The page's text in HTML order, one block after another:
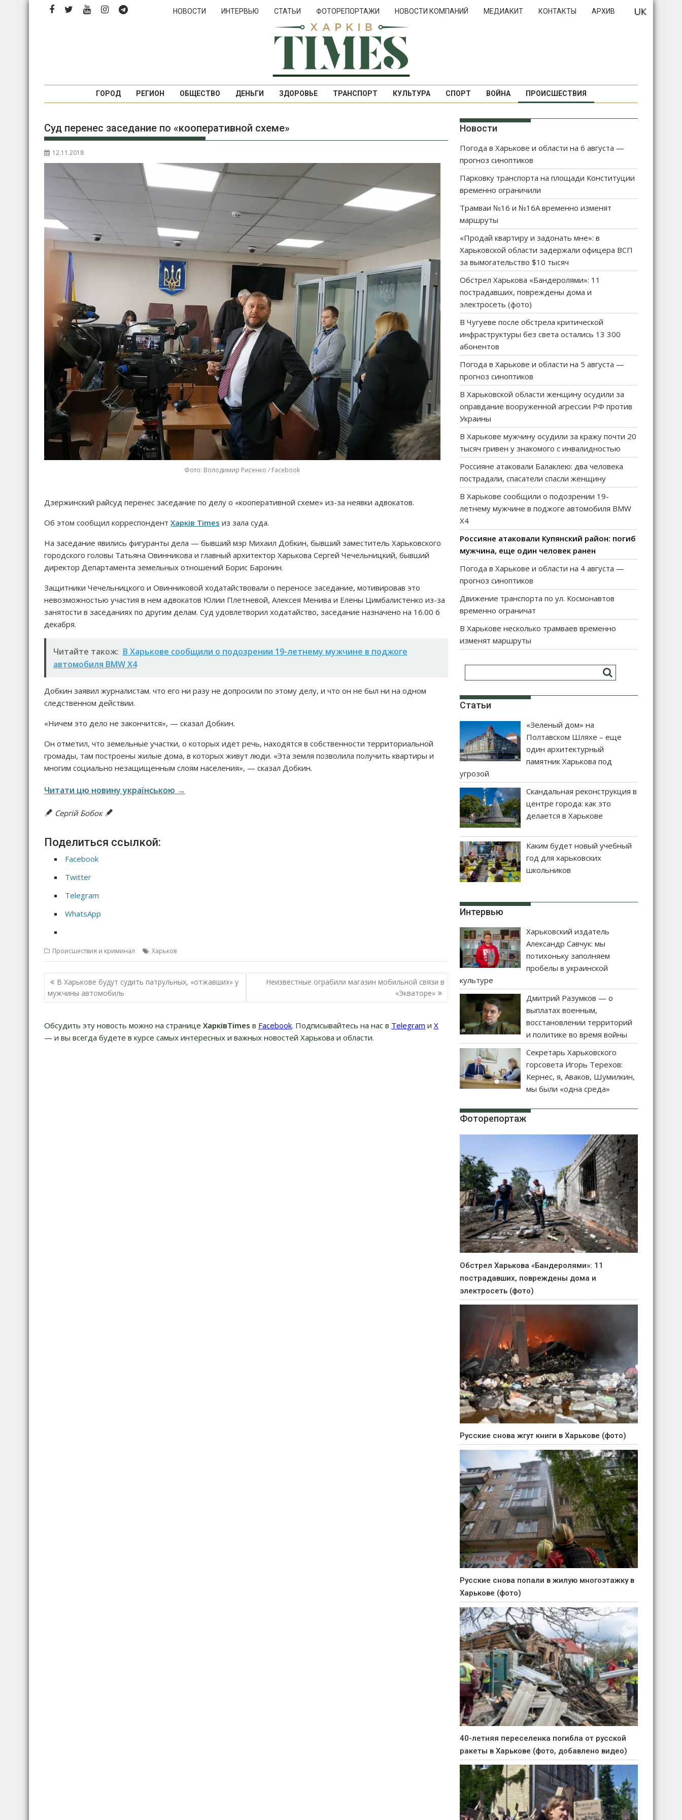
НОВОСТИ ИНТЕРВЬЮ СТАТЬИ ФОТОРЕПОРТАЖИ НОВОСТИ КОМПАНИЙ МЕДИАКИТ КОНТАКТЫ АРХИВ
ГОРОД РЕГИОН ОБЩЕСТВО ДЕНЬГИ ЗДОРОВЬЕ ТРАНСПОРТ КУЛЬТУРА СПОРТ ВОЙНА ПРОИСШЕСТВИЯ
Суд перенес заседание по «кооперативной схеме»
12.11.2018
Фото: Володимир Рисенко / Facebook
Дзержинский райсуд перенес заседание по делу о «кооперативной схеме» из-за неявки адвокатов.
Об этом сообщил корреспондент Харків Times из зала суда.
На заседание явились фигуранты дела — бывший мэр Михаил Добкин, бывший заместитель Харьковского
городского головы Татьяна Овинникова и главный архитектор Харькова Сергей Чечельницкий, бывший
директор Департамента земельных отношений Борис Баронин.
Защитники Чечельницкого и Овинниковой ходатайствовали о переносе заседание, мотивировав это
невозможностью участия в нем адвокатов Юлии Плетневой, Алексея Менива и Елены Цимбалистенко из-за
занятости в заседаниях по другим делам. Суд удовлетворил ходатайство, заседание назначено на 16.00 6
декабря.
Читайте також: В Харькове сообщили о подозрении 19-летнему мужчине в поджоге
автомобиля BMW X4
Добкин заявил журналистам. что его ни разу не допросили по этому делу, и что он не был ни на одном
следственном действии.
«Ничем это дело не закончится», — сказал Добкин.
Он отметил, что земельные участки, о которых идет речь, находятся в собственности территориальной
громады, там построены жилые дома, в которых живут люди. «Эта земля позволила получить квартиры и
многим социально незащищенным слоям населения», — сказал Добкин.
Читати цю новину українською →
Сергій Бобок
Поделиться ссылкой:
Facebook
Twitter
Telegram
WhatsApp
Происшествия и криминал Харьков
Н
а
и
г
В Харькове будут судить патрульных, «отжавших» у
мужчины автомобиль
Неизвестные ограбили магазин мобильной связи в
«Экваторе»
Обсудить эту новость можно на странице ХарківTimes в Facebook. Подписывайтесь на нас в Telegram и Х
— и вы всегда будете в курсе самых интересных и важных новостей Харькова и области.
Новости
Погода в Харькове и области на 6 августа —
прогноз синоптиков
Парковку транспорта на площади Конституции
временно ограничили
Трамваи №16 и №16А временно изменят
маршруты
«Продай квартиру и задонать мне»: в
Харьковской области задержали офицера ВСП
за вымогательство $10 тысяч
Обстрел Харькова «Бандеролями»: 11
пострадавших, повреждены дома и
электросеть (фото)
В Чугуеве после обстрела критической
инфраструктуры без света остались 13 300
абонентов
Погода в Харькове и области на 5 августа —
прогноз синоптиков
В Харьковской области женщину осудили за
оправдание вооруженной агрессии РФ против
Украины
В Харькове мужчину осудили за кражу почти 20
тысяч гривен у знакомого с инвалидностью
Россияне атаковали Балаклею: два человека
пострадали, спасатели спасли женщину
В Харькове сообщили о подозрении 19-
летнему мужчине в поджоге автомобиля BMW
X4
Россияне атаковали Купянский район: погиб
мужчина, еще один человек ранен
Погода в Харькове и области на 4 августа —
прогноз синоптиков
Движение транспорта по ул. Космонавтов
временно ограничат
В Харькове несколько трамваев временно
изменят маршруты
Статьи
«Зеленый дом» на
Полтавском Шляхе – еще
один архитектурный
памятник Харькова под
угрозой
Скандальная реконструкция в
центре города: как это
делается в Харькове
Каким будет новый учебный
год для харьковских
школьников
Интервью
Харьковский издатель
Александр Савчук: мы
потихоньку заполняем
пробелы в украинской
культуре
Дмитрий Разумков — о
выплатах военным,
восстановлении территорий
и политике во время войны
Секретарь Харьковского
горсовета Игорь Терехов:
Кернес, я, Аваков, Шумилкин,
мы были «одна среда»
Фоторепортаж
Обстрел Харькова «Бандеролями»: 11
пострадавших, повреждены дома и
электросеть (фото)
Русские снова жгут книги в Харькове (фото)
Русские снова попали в жилую многоэтажку в
Харькове (фото)
40-летняя переселенка погибла от русской
ракеты в Харькове (фото, добавлено видео)